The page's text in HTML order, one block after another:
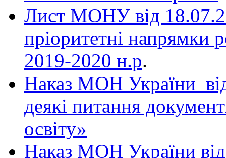
Лист МОНУ від
пріоритетні напрямки
2019-2020 н.р.
Наказ МОН України
деякі питання
освіту»
Наказ МОН України